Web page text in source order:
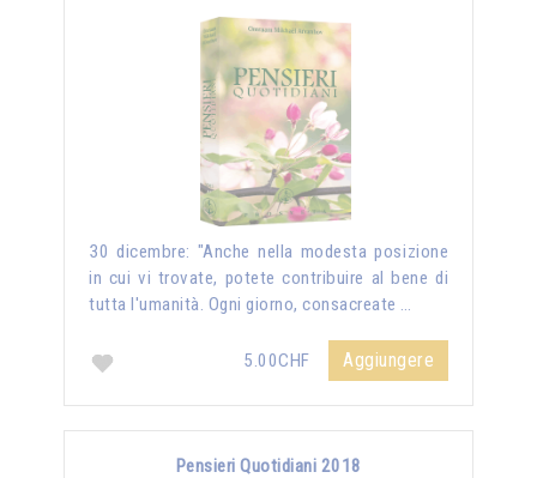
30 dicembre: "Anche nella modesta posizione
in cui vi trovate, potete contribuire al bene di
tutta l'umanità. Ogni giorno, consacreate …
5.00CHF Aggiungere
Pensieri Quotidiani 2018